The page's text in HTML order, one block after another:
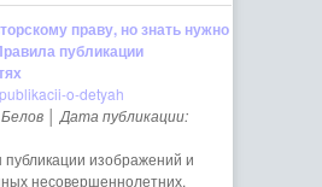
праву, но знать нужно
публикации
│ Дата публикации:
изображений и
несовершеннолетних.